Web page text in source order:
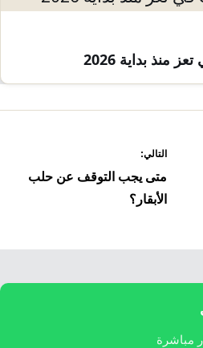
التالي:
متى يجب التوقف عن حلب
الأبقار؟
مباشرة